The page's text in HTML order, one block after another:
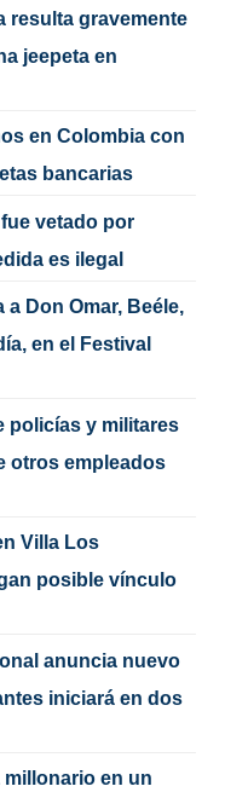
resulta gravemente
jeepeta en
en Colombia con
bancarias
vetado por
es ilegal
Don Omar, Beéle,
en el Festival
policías y militares
otros empleados
Villa Los
posible vínculo
anuncia nuevo
iniciará en dos
millonario en un